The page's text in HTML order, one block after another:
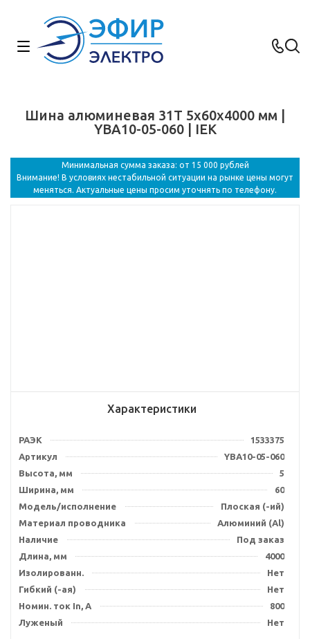
Шина алюминевая 31Т 5х60х4000 мм |
YBA10-05-060 | IEK
Минимальная сумма заказа: от 15 000 рублей
Внимание! В условиях нестабильной ситуации на рынке цены могут
меняться. Актуальные цены просим уточнять по телефону.
Характеристики
РАЭК
1533375
Артикул
YBA10-05-060
Высота, мм
5
Ширина, мм
60
Модель/исполнение
Плоская (-ий)
Материал проводника
Алюминий (Al)
Наличие
Под заказ
Длина, мм
4000
Изолированн.
Нет
Гибкий (-ая)
Нет
Номин. ток In, А
800
Луженый
Нет